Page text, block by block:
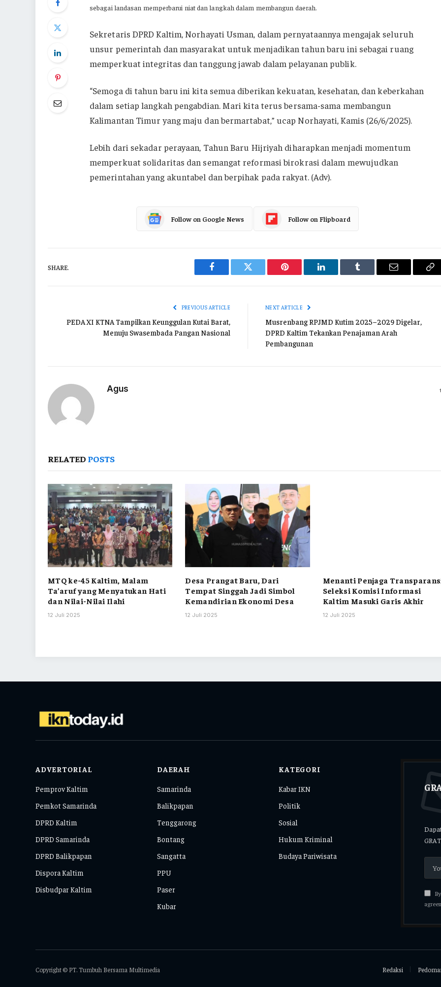
sebagai landasan memperbarui niat dan langkah dalam membangun daerah.
Sekretaris DPRD Kaltim, Norhayati Usman, dalam pernyataannya mengajak seluruh
unsur pemerintah dan masyarakat untuk menjadikan tahun baru ini sebagai ruang
memperkuat integritas dan tanggung jawab dalam pelayanan publik.
“Semoga di tahun baru ini kita semua diberikan kekuatan, kesehatan, dan keberkahan
dalam setiap langkah pengabdian. Mari kita terus bersama-sama membangun
Kalimantan Timur yang maju dan bermartabat,” ucap Norhayati, Kamis (26/6/2025).
Lebih dari sekadar perayaan, Tahun Baru Hijriyah diharapkan menjadi momentum
memperkuat solidaritas dan semangat reformasi birokrasi dalam mewujudkan
pemerintahan yang akuntabel dan berpihak pada rakyat. (Adv).
Follow on Google News Follow on Flipboard
SHARE.
Facebook Twitter Pinterest LinkedIn Tumblr Email
PREVIOUS ARTICLE
PEDA XI KTNA Tampilkan Keunggulan Kutai Barat,
Menuju Swasembada Pangan Nasional
NEXT ARTICLE
Musrenbang RPJMD Kutim 2025–2029 Digelar,
DPRD Kaltim Tekankan Penajaman Arah
Pembangunan
Agus
RELATED POSTS
MTQ ke-45 Kaltim, Malam
Ta’aruf yang Menyatukan Hati
dan Nilai-Nilai Ilahi
12 Juli 2025
Desa Prangat Baru, Dari
Tempat Singgah Jadi Simbol
Kemandirian Ekonomi Desa
12 Juli 2025
Menanti Penjaga
Seleksi Komisi Informasi
Kaltim Masuki Garis Akhir
12 Juli 2025
ADVERTORIAL
Pemprov Kaltim
Pemkot Samarinda
DPRD Kaltim
DPRD Samarinda
DPRD Balikpapan
Dispora Kaltim
Disbudpar Kaltim
DAERAH
Samarinda
Balikpapan
Tenggarong
Bontang
Sangatta
PPU
Paser
Kubar
KATEGORI
Kabar IKN
Politik
Sosial
Hukum Kriminal
Budaya Pariwisata
Copyright © PT. Tumbuh Bersama Multimedia Redaksi